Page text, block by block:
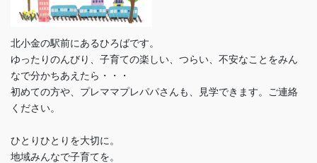
北小金の駅前にあるひろばです。
ゆったりのんびり、子育ての楽しい、つらい、不安なことをみん
なで分かちあえたら・・・
初めての方や、プレママプレパパさんも、見学できます。ご連絡
ください。
ひとりひとりを大切に。
地域みんなで子育てを。